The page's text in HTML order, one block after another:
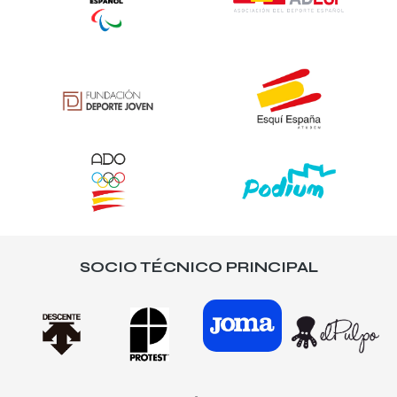
SOCIO TÉCNICO PRINCIPAL